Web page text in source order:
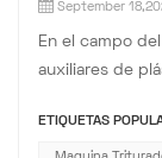
September
En el campo
auxiliares de
para completar
ETIQUETAS